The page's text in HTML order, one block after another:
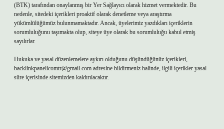
(BTK) tarafından onaylanmış bir Yer Sağlayıcı olarak hizmet vermektedir. Bu
nedenle, sitedeki içerikleri proaktif olarak denetleme veya araştırma
yükümlülüğümüz bulunmamaktadır. Ancak, üyelerimiz yazdıkları içeriklerin
sorumluluğunu taşımakta olup, siteye üye olarak bu sorumluluğu kabul etmiş
sayılırlar.
Hukuka ve yasal düzenlemelere aykırı olduğunu düşündüğünüz içerikleri,
backlinkpanelicomtr@gmail.com adresine bildirmeniz halinde, ilgili içerikler yasal
süre içerisinde sitemizden kaldırılacaktır.